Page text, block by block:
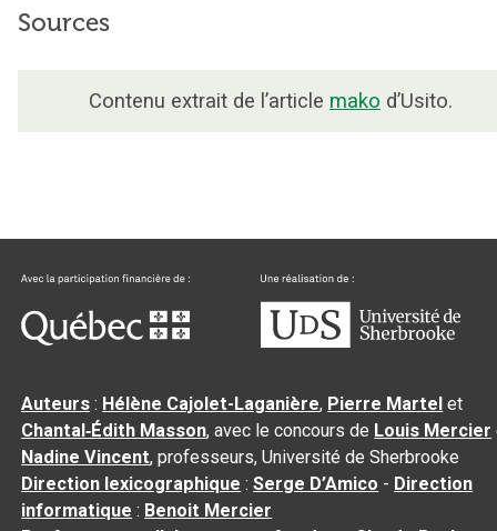
Sources
Contenu extrait de l’article mako d’Usito.
Auteurs : Hélène Cajolet-Laganière, Pierre Martel et
Chantal‑Édith Masson, avec le concours de Louis Mercier
Nadine Vincent, professeurs, Université de Sherbrooke
Direction lexicographique :Serge D’Amico - Direction
informatique : Benoit Mercier